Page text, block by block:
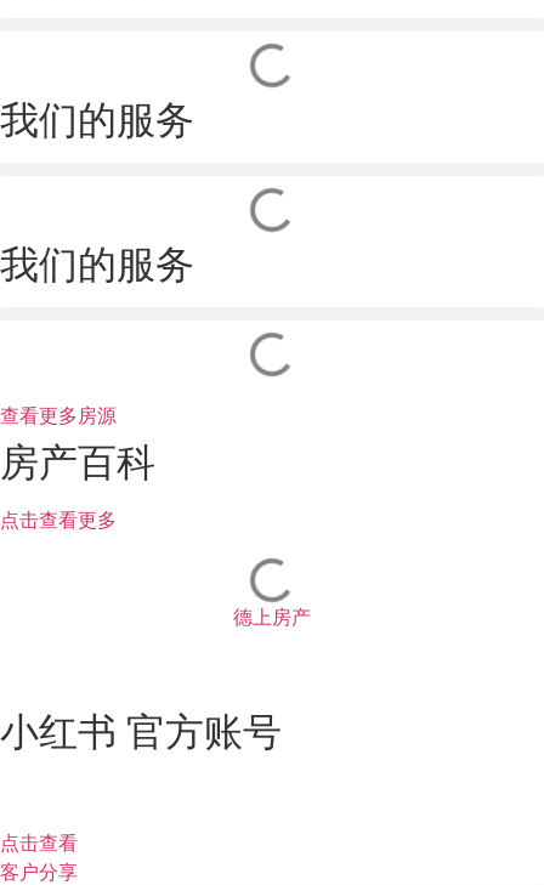
我们的服务
我们的服务
查看更多房源
房产百科
点击查看更多
德上房产
小红书 官方账号
点击查看
客户分享